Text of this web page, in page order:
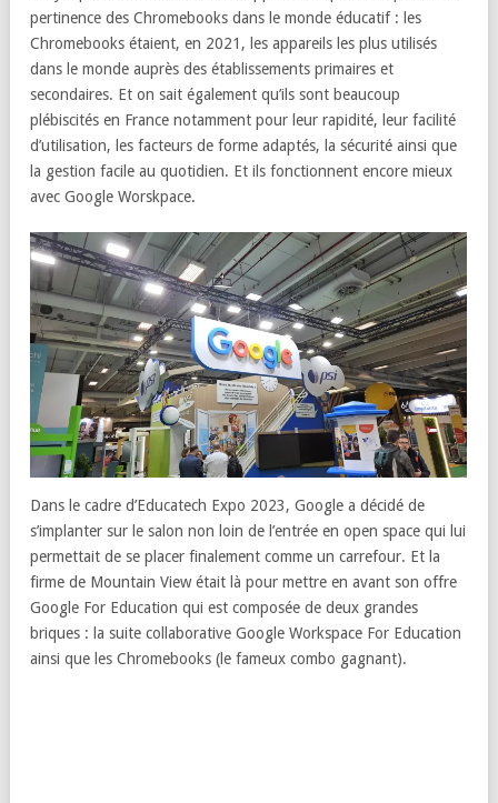
pertinence des Chromebooks dans le monde éducatif : les
Chromebooks étaient, en 2021, les appareils les plus utilisés
dans le monde auprès des établissements primaires et
secondaires. Et on sait également qu’ils sont beaucoup
plébiscités en France notamment pour leur rapidité, leur facilité
d’utilisation, les facteurs de forme adaptés, la sécurité ainsi que
la gestion facile au quotidien. Et ils fonctionnent encore mieux
avec Google Worskpace.
Dans le cadre d’Educatech Expo 2023, Google a décidé de
s’implanter sur le salon non loin de l’entrée en open space qui lui
permettait de se placer finalement comme un carrefour. Et la
firme de Mountain View était là pour mettre en avant son offre
Google For Education qui est composée de deux grandes
briques : la suite collaborative Google Workspace For Education
ainsi que les Chromebooks (le fameux combo gagnant).